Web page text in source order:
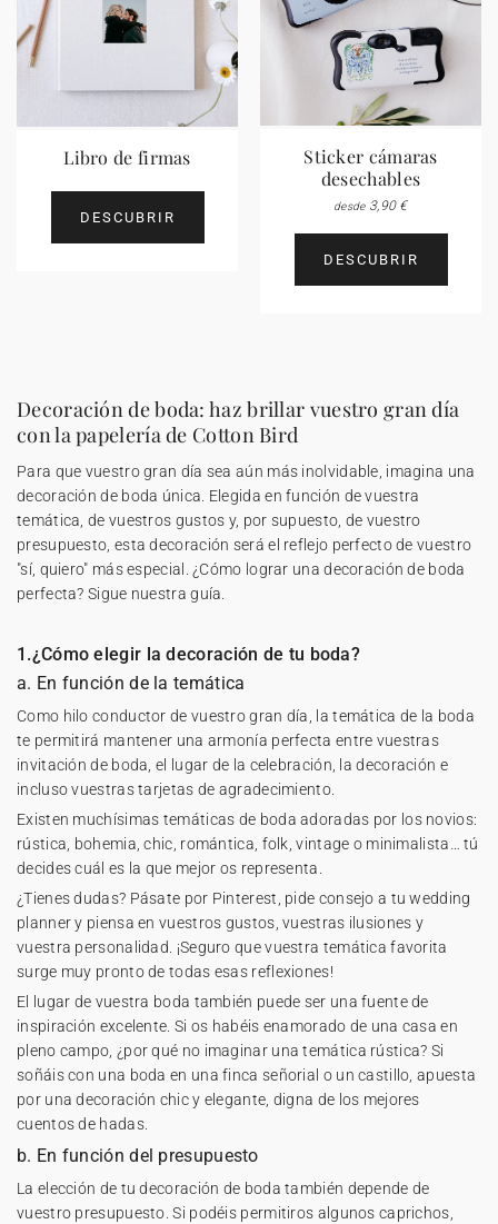
Libro de firmas
DESCUBRIR
Sticker cámaras
desechables
desde3,90 €
DESCUBRIR
Decoración de boda: haz brillar vuestro gran día
con la papelería de Cotton Bird
Para que vuestro gran día sea aún más inolvidable, imagina una
decoración de boda única. Elegida en función de vuestra
temática, de vuestros gustos y, por supuesto, de vuestro
presupuesto, esta decoración será el reflejo perfecto de vuestro
"sí, quiero" más especial. ¿Cómo lograr una decoración de boda
perfecta? Sigue nuestra guía.
1.¿Cómo elegir la decoración de tu boda?
a. En función de la temática
Como hilo conductor de vuestro gran día, la temática de la boda
te permitirá mantener una armonía perfecta entre vuestras
invitación de boda, el lugar de la celebración, la decoración e
incluso vuestras tarjetas de agradecimiento.
Existen muchísimas temáticas de boda adoradas por los novios:
rústica, bohemia, chic, romántica, folk, vintage o minimalista… tú
decides cuál es la que mejor os representa.
¿Tienes dudas? Pásate por Pinterest, pide consejo a tu wedding
planner y piensa en vuestros gustos, vuestras ilusiones y
vuestra personalidad. ¡Seguro que vuestra temática favorita
surge muy pronto de todas esas reflexiones!
El lugar de vuestra boda también puede ser una fuente de
inspiración excelente. Si os habéis enamorado de una casa en
pleno campo, ¿por qué no imaginar una temática rústica? Si
soñáis con una boda en una finca señorial o un castillo, apuesta
por una decoración chic y elegante, digna de los mejores
cuentos de hadas.
b. En función del presupuesto
La elección de tudecoración de boda también depende de
vuestro presupuesto. Si podéis permitiros algunos caprichos,